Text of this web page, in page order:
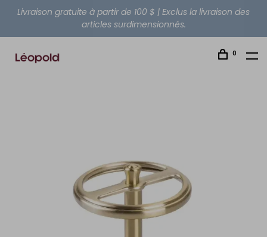
Livraison gratuite à partir de 100 $ | Exclus la livraison des
articles surdimensionnés.
0